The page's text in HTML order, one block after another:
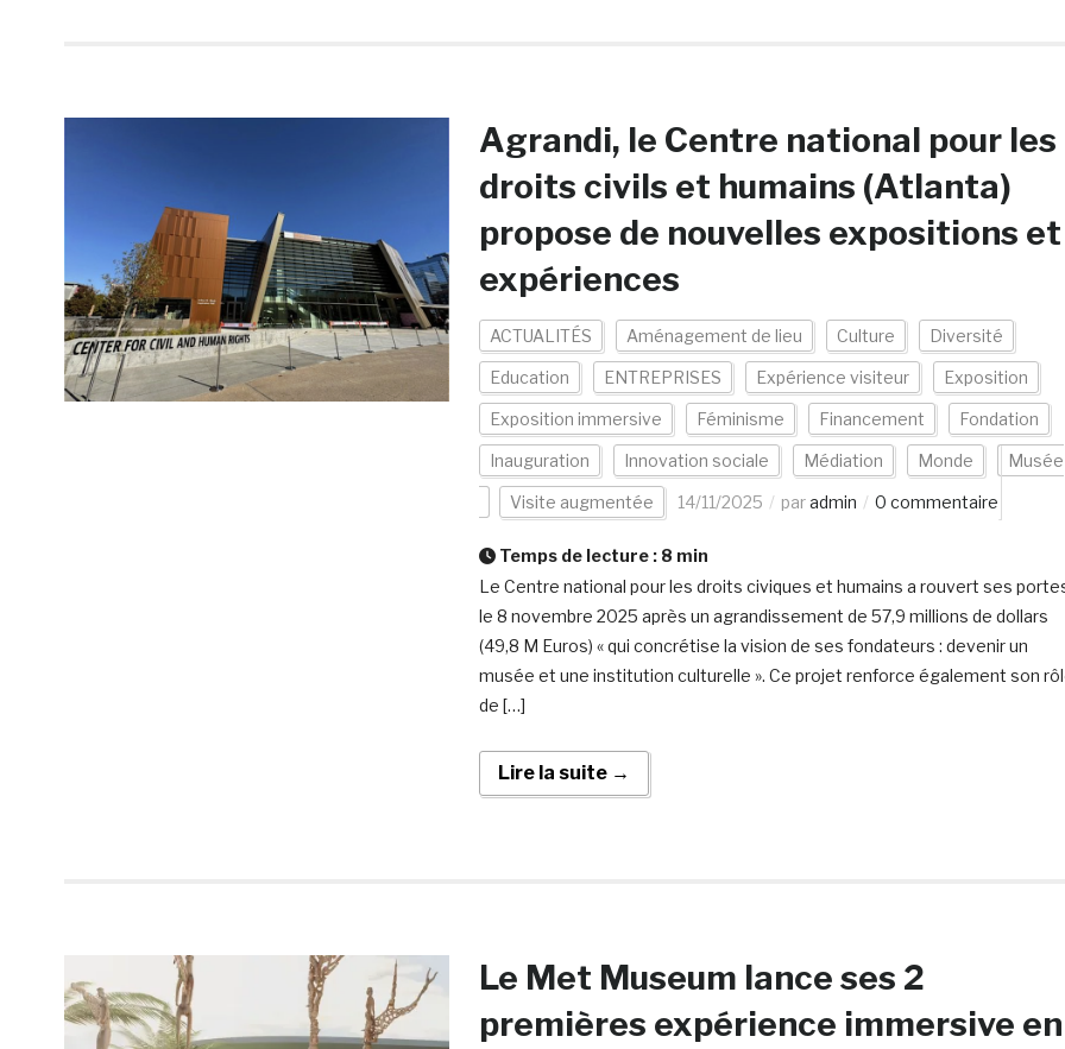
Agrandi, le Centre national pour les
droits civils et humains (Atlanta)
propose de nouvelles expositions et
expériences
ACTUALITÉS Aménagement de lieu Culture Diversité
Education ENTREPRISES Expérience visiteur Exposition
Exposition immersive Féminisme Financement Fondation
Inauguration Innovation sociale Médiation Monde Musée
Visite augmentée 14/11/2025 paradmin 0 commentaire
Temps de lecture : 8 min
Le Centre national pour les droits civiques et humains a rouvert ses
le 8 novembre 2025 après un agrandissement de 57,9 millions de dollars
(49,8 M Euros) « qui concrétise la vision de ses fondateurs : devenir un
musée et une institution culturelle ». Ce projet renforce également son
de […]
Lire la suite →
Le Met Museum lance ses 2
premières expérience immersive en